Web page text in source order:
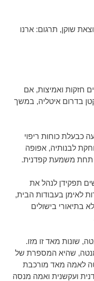
שוקן, תרגום: ארנו
חזקות ואמיצות, אם
בדרום איטליה, במשך
כבעלת כוחות ריפוי
לבנותיה, אפופה
תחת משמעת קפדנית.
תפקידן לנהל את
לאימן בעבודות הבית,
בתיאורי בישולים
שונות מאד זו מזו.
שהיא המספרת של
לאמה מאד מורכבת
ועקשנית ואמה מנסה